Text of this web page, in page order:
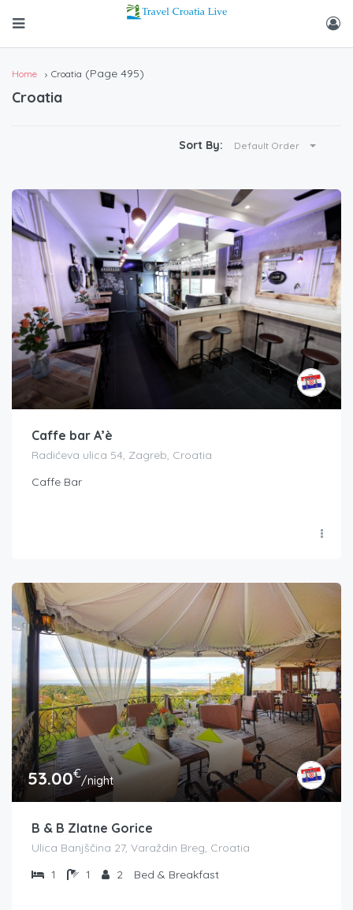
Home Croatia (Page 495)
Croatia
Sort By: Default Order
Caffe bar A’è
Radićeva ulica 54, Zagreb, Croatia
Caffe Bar
53.00€/night
B & B Zlatne Gorice
Ulica Banjščina 27, Varaždin Breg, Croatia
1
1 2 Bed & Breakfast